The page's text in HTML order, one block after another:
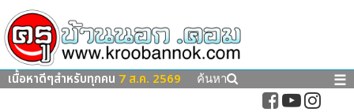
เนื้อหาดีๆสำหรับทุกคน 7 ส.ค. 2569 ค้นหา ☰